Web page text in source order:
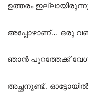
ഉത്തരം
അപ്പോഴാണ്… ഒരു
ഞാൻ പുറത്തേക്ക്
അച്ഛനുണ്ട്..